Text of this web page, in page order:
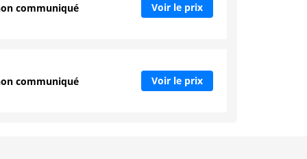
communiqué Voir le prix
communiqué Voir le prix